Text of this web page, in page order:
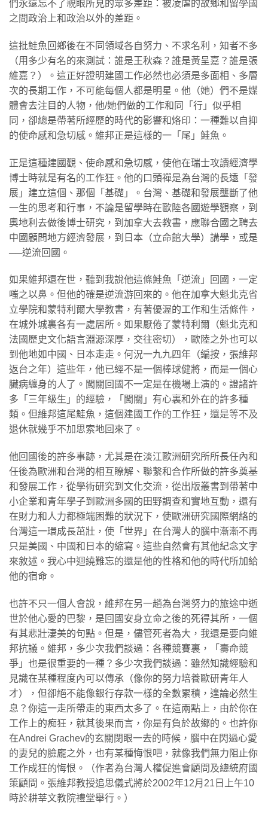
們永遠忘不了親眼所見的眾多差距：被凌虐的故鄉和留學國
之間政治上和政治以外的差距。
這批鮭魚回鄉後在不同領域各自努力、不求名利，知者不多
（用多少有名的來測試：誰是王秋森？誰是黃呈嘉？誰是張
維嘉？）。這正好證明建國工作必然也必須是多面相、多層
次的長期工作，不可能每個人都是明星。他（她）們不是媒
體會去注目的人物，他/她們做的工作和同「行」似乎相
同，卻總是帶著所經歷的時代的影響和烙印：一種難以自抑
的使命感和急切感。維邦正是這樣的一「尾」鮭魚。
正是這種建國觀、使命感和急切感，使他在瑞士攻讀經濟學
博士時就是有名的工作狂。他的口頭禪是為台灣的長遠「發
展」建立這個、那個「基礎」。台灣、基礎和發展壟斷了他
一生的思考和行事，不論是留學時在歐陸各國遊學觀察，到
奧地利去做後博士研究，到加拿大去教書，應聯合國之聘去
中國顧問地方經濟發展，到日本（立命館大學）講學，或是
──逆流回國。
如果維邦還在世，聽到我說他這條鮭魚「逆流」回國，一定
嗤之以鼻。但他的確是逆流游回來的。他在加拿大魁北克省
立學院和蒙特利爾大學教書，有著優渥的工作和生活條件，
在城外城裏各有一處居所。如果厭倦了蒙特利爾（魁北克和
法國歷史文化語言淵源深厚，交往密切），歐陸之外也可以
到他地如中國、日本走走。何況一九九四年（編按，張維邦
返台之年）這些年，他已經不是一個棒球健將，而是一個心
臟病纏身的人了。闖關回國不一定是在機場上演的。證諸許
多「三年級生」的經驗，「闖關」有心裏和外在的許多種
類。但維邦這尾鮭魚，這個建國工作的工作狂，還是等不及
退休就幾乎不加思索地回來了。
他回國後的許多事跡，尤其是在淡江歐洲研究所所長任內和
任後為歐洲和台灣的相互瞭解、聯繫和合作所做的許多奠基
和發展工作，從學術研究到文化交流，從出版叢書到帶著中
小企業和青年學子到歐洲多國的田野調查和實地互動，還有
在財力和人力都極端困難的狀況下，使歐洲研究國際網絡的
台灣這一環成長茁壯，使「世界」在台灣人的腦中漸漸不再
只是美國、中國和日本的縮寫。這些自然會有其他紀念文字
來敘述。我心中迴繞難忘的還是他的性格和他的時代所加給
他的宿命。
也許不只一個人會說，維邦在另一趟為台灣努力的旅途中逝
世於他心愛的巴黎，是回國安身立命之後的死得其所，一個
有其悲壯淒美的句點。但是，儘管死者為大，我還是要向維
邦抗議。維邦，多少次我們談過：各種競賽裏，「壽命競
爭」也是很重要的一種？多少次我們談過：雖然知識經驗和
見識在某種程度內可以傳承（像你的努力培養歐研青年人
才），但卻絕不能像銀行存款一樣的全數累積，遑論必然生
息？你這一走所帶走的東西太多了。在這兩點上，由於你在
工作上的痴狂，就其後果而言，你是有負於故鄉的。也許你
在Andrei Grachev的玄關閉眼一去的時候，腦中在閃過心愛
的妻兒的臉龐之外，也有某種悔恨吧，就像我們無力阻止你
工作成狂的悔恨。（作者為台灣人權促進會顧問及總統府國
策顧問。張維邦教授追思儀式將於2002年12月21日上午10
時於耕莘文教院禮堂舉行。）